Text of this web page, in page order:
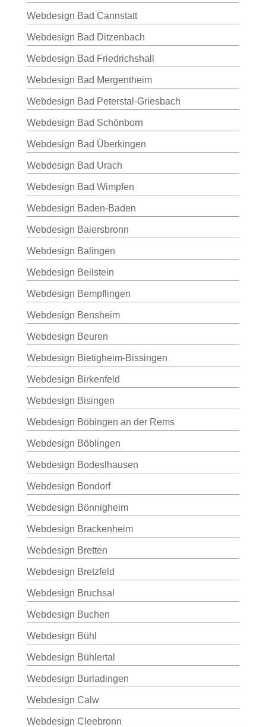
Webdesign Bad Cannstatt
Webdesign Bad Ditzenbach
Webdesign Bad Friedrichshall
Webdesign Bad Mergentheim
Webdesign Bad Peterstal-Griesbach
Webdesign Bad Schönborn
Webdesign Bad Überkingen
Webdesign Bad Urach
Webdesign Bad Wimpfen
Webdesign Baden-Baden
Webdesign Baiersbronn
Webdesign Balingen
Webdesign Beilstein
Webdesign Bempflingen
Webdesign Bensheim
Webdesign Beuren
Webdesign Bietigheim-Bissingen
Webdesign Birkenfeld
Webdesign Bisingen
Webdesign Böbingen an der Rems
Webdesign Böblingen
Webdesign Bodeslhausen
Webdesign Bondorf
Webdesign Bönnigheim
Webdesign Brackenheim
Webdesign Bretten
Webdesign Bretzfeld
Webdesign Bruchsal
Webdesign Buchen
Webdesign Bühl
Webdesign Bühlertal
Webdesign Burladingen
Webdesign Calw
Webdesign Cleebronn